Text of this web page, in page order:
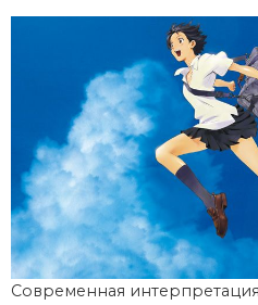
Современная